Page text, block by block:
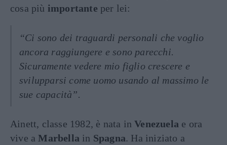
cosa più importante per lei:
“Ci sono dei traguardi personali che voglio
ancora raggiungere e sono parecchi.
Sicuramente vedere mio figlio crescere e
svilupparsi come uomo usando al massimo le
sue capacità”.
Ainett, classe 1982, è nata inVenezuela e ora
vive aMarbella in Spagna. Ha iniziato a